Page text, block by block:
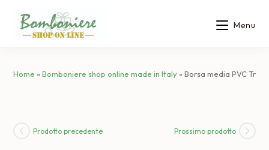
contenuto
Menu
Home »Bomboniere shop online made in Italy»Borsa media PVC
Prodotto precedente Prossimo prodotto